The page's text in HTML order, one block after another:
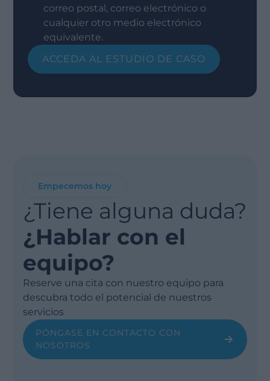
correo postal, correo electrónico o
cualquier otro medio electrónico
equivalente.
Empecemos hoy
¿Tiene alguna duda?
¿Hablar con el
equipo?
Reserve una cita con nuestro equipo para
descubra todo el potencial de nuestros
servicios
PÓNGASE EN CONTACTO CON
NOSOTROS